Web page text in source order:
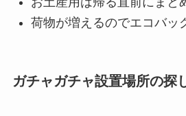
荷物が増えるのでエコバッ
ガチャガチャ設置場所の探